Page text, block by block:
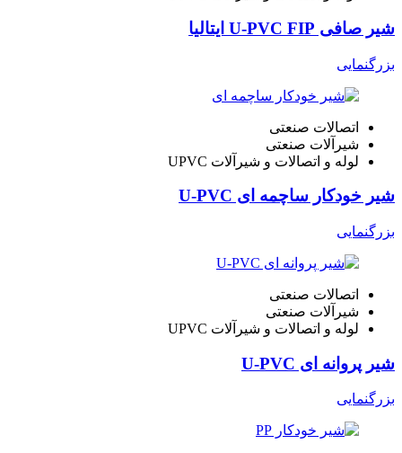
شیر صافی U-PVC FIP ایتالیا
بزرگنمایی
اتصالات صنعتی
شیرآلات صنعتی
لوله و اتصالات و شیرآلات UPVC
شیر خودکار ساچمه ای U-PVC
بزرگنمایی
اتصالات صنعتی
شیرآلات صنعتی
لوله و اتصالات و شیرآلات UPVC
شیر پروانه ای U-PVC
بزرگنمایی